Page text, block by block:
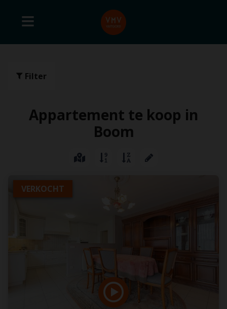
Filter
Appartement te koop in
Boom
VERKOCHT